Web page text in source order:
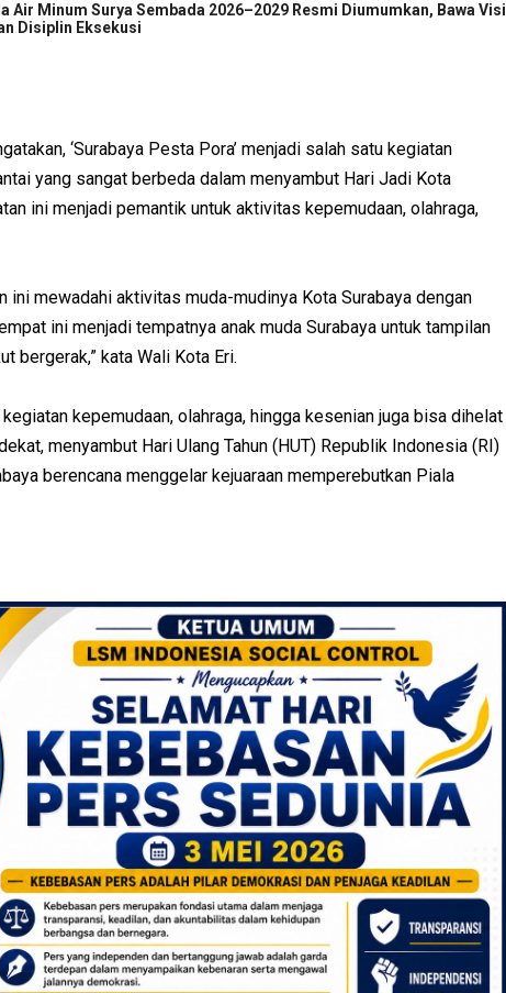
Air Minum Surya Sembada 2026–2029 Resmi Diumumkan, Bawa Visi
Disiplin Eksekusi
‘Surabaya Pesta Pora’ menjadi salah satu kegiatan
yang sangat berbeda dalam menyambut Hari Jadi Kota
ini menjadi pemantik untuk aktivitas kepemudaan, olahraga,
ini mewadahi aktivitas muda-mudinya Kota Surabaya dengan
ini menjadi tempatnya anak muda Surabaya untuk tampilan
bergerak,” kata Wali Kota Eri.
kepemudaan, olahraga, hingga kesenian juga bisa dihelat
menyambut Hari Ulang Tahun (HUT) Republik Indonesia (RI)
berencana menggelar kejuaraan memperebutkan Piala